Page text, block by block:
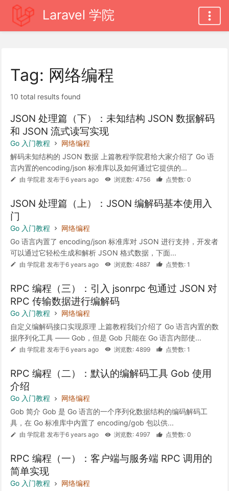
Laravel 学院
Tag: 网络编程
10 total results found
JSON 处理篇（下）：未知结构 JSON 数据解码
和 JSON 流式读写实现
Go 入门教程
网络编程
解码未知结构的 JSON 数据 上篇教程学院君给大家介绍了 Go 语
言内置的encoding/json 标准库以及如何通过它提供的...
由 学院君 发布于6 years ago 浏览数: 4756 点赞数: 0
JSON 处理篇（上）：JSON 编解码基本使用入
门
Go 入门教程
网络编程
Go 语言内置了 encoding/json 标准库对 JSON 进行支持，开发者
可以通过它轻松生成和解析 JSON 格式数据，下面...
由 学院君 发布于6 years ago 浏览数: 4887 点赞数: 1
RPC 编程（三）：引入 jsonrpc 包通过 JSON 对
RPC 传输数据进行编解码
Go 入门教程
网络编程
自定义编解码接口实现原理 上篇教程我们介绍了 Go 语言内置的数
据序列化工具 —— Gob，但是 Gob 只能在 Go 语言内部使...
由 学院君 发布于6 years ago 浏览数: 4899 点赞数: 1
RPC 编程（二）：默认的编解码工具 Gob 使用
介绍
Go 入门教程
网络编程
Gob 简介 Gob 是 Go 语言的一个序列化数据结构的编码解码工
具，在 Go 标准库中内置了 encoding/gob 包以供...
由 学院君 发布于6 years ago 浏览数: 4997 点赞数: 0
RPC 编程（一）：客户端与服务端 RPC 调用的
简单实现
Go 入门教程
网络编程